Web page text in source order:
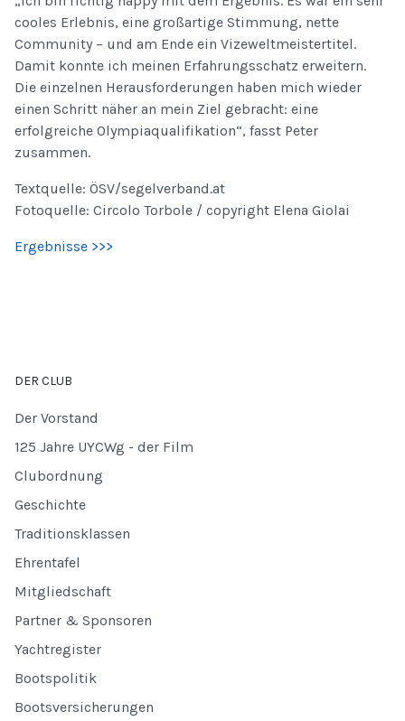
cooles Erlebnis, eine großartige Stimmung, nette
Community – und am Ende ein Vizeweltmeistertitel.
Damit konnte ich meinen Erfahrungsschatz erweitern.
Die einzelnen Herausforderungen haben mich wieder
einen Schritt näher an mein Ziel gebracht: eine
erfolgreiche Olympiaqualifikation“, fasst Peter
zusammen.
Textquelle: ÖSV/segelverband.at
Fotoquelle: Circolo Torbole / copyright Elena Giolai
Ergebnisse >>>
DER CLUB
Der Vorstand
125 Jahre UYCWg - der Film
Clubordnung
Geschichte
Traditionsklassen
Ehrentafel
Mitgliedschaft
Partner & Sponsoren
Yachtregister
Bootspolitik
Bootsversicherungen